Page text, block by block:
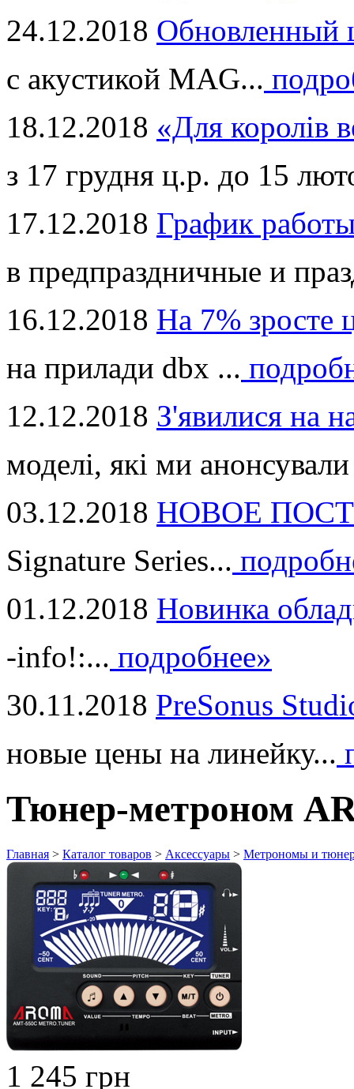
24.12.2018 Обновленный
с акустикой MAG...
18.12.2018 «Для королів
з 17 грудня ц.р. до 15
17.12.2018 График
в предпраздничные и
16.12.2018 На 7% зросте
на прилади dbx ...
12.12.2018 З'явилися на
моделі, які ми
03.12.2018 НОВОЕ
Signature Series...
01.12.2018 Новинка
-info!:... подробнее»
30.11.2018 PreSonus
новые цены на линейку...
Тюнер-метроном
Главная > Каталог товаров > Аксессуары > Метрономы и
1 245 грн